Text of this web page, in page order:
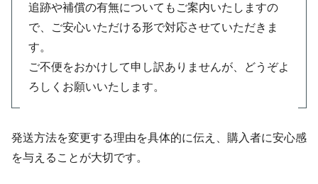
追跡や補償の有無についてもご案内いたしますの
で、ご安心いただける形で対応させていただきま
す。
ご不便をおかけして申し訳ありませんが、どうぞよ
ろしくお願いいたします。
発送方法を変更する理由を具体的に伝え、購入者に安心感
を与えることが大切です。